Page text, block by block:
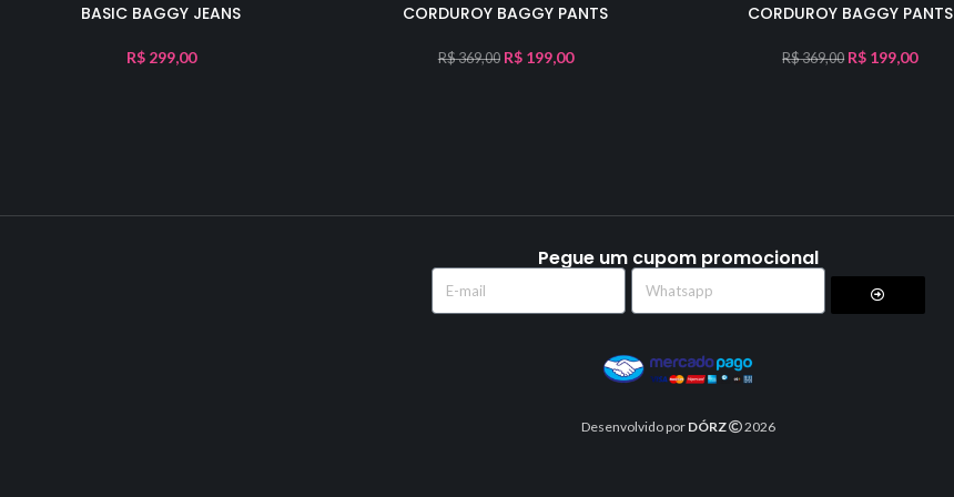
BASIC BAGGY JEANS
R$299,00
CORDUROY BAGGY PANTS
R$369,00 R$199,00
CORDUROY BAGGY PANTS
R$369,00 R$ 199,00
Pegue um cupom promocional
Desenvolvido por DÓRZ 2026